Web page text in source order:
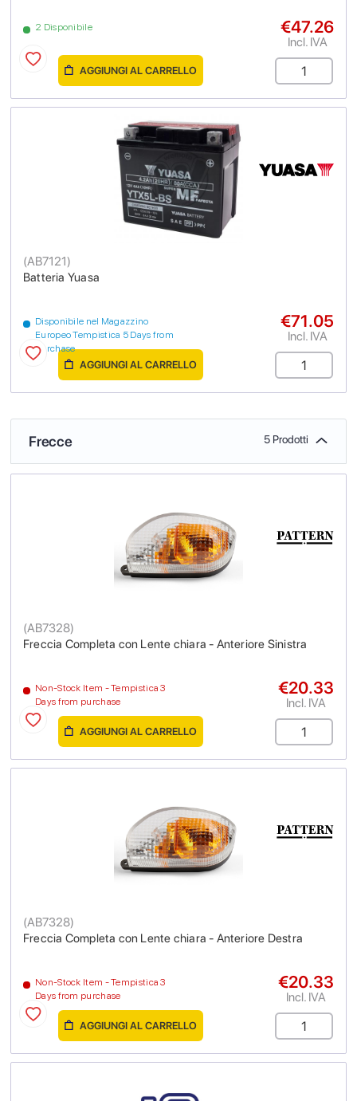
2 Disponibile €47.26
Incl. IVA
AGGIUNGI AL CARRELLO
Batteria Yuasa
(AB7121)
Disponibile nel Magazzino
Europeo Tempistica 5 Days from
purchase
€71.05
Incl. IVA
AGGIUNGI AL CARRELLO
Frecce 5 Prodotti
Freccia Completa con Lente chiara - Anteriore Sinistra
(AB7328)
Non-Stock Item - Tempistica 3
Days from purchase
€20.33
Incl. IVA
AGGIUNGI AL CARRELLO
Freccia Completa con Lente chiara - Anteriore Destra
(AB7328)
Non-Stock Item - Tempistica 3
Days from purchase
€20.33
Incl. IVA
AGGIUNGI AL CARRELLO